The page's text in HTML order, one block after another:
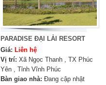
PARADISE ĐẠI LẢI RESORT
Giá: Liên hệ
Vị trí: Xã Ngọc Thanh , TX Phúc
Yên , Tỉnh Vĩnh Phúc
Bàn giao nhà: Đang cập nhật